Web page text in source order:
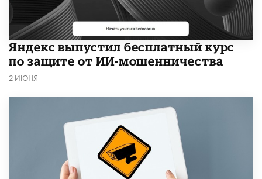
​Яндекс выпустил бесплатный курс
по защите от ИИ-мошенничества
2 ИЮНЯ